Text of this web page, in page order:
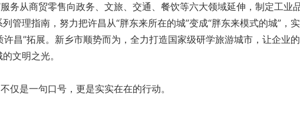
务从商贸零售向政务、文旅、交通、餐饮等六大领域延伸，制定工业
管理指南，努力把许昌从“胖东来所在的城”变成“胖东来模式的城”，
许昌”拓展。新乡市顺势而为，全力打造国家级研学旅游城市，让企业
文明之光。
是一句口号，更是实实在在的行动。